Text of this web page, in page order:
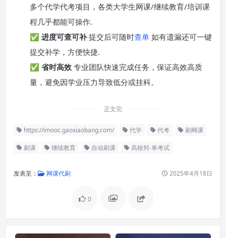
多个代学代考项目，各类大学生网课/继续教育/培训课
程几乎都能可操作.
✅ 进度可查可补提交后可随时查单 如有遗漏还可一键
提交补学，方便快捷.
✅ 省时高效 专业团队快速完成任务，保证高效高质
量，避免因学业压力导致低分或挂科。
正文完
https://imooc.gaoxiaobang.com/ 代学 代考 刷网课
刷课 继续教育 自动刷课 高校邦-单考试
发表至： 网课代刷 2025年4月18日
0